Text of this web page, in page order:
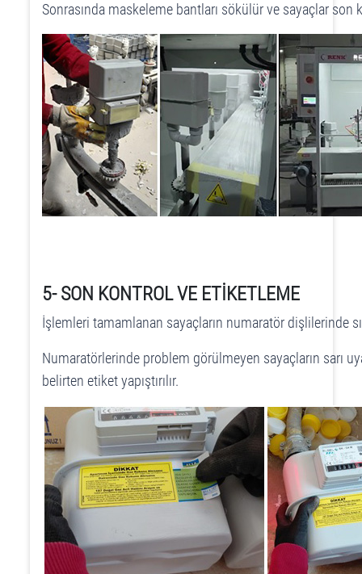
Sonrasında maskeleme bantları sökülür ve sayaçlar son
5- SON KONTROL VE ETİKETLEME
İşlemleri tamamlanan sayaçların numaratör dişlilerinde
Numaratörlerinde problem görülmeyen sayaçların sarı
belirten etiket yapıştırılır.